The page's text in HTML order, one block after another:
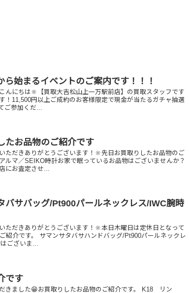
ら始まるイベントのご案内です！！！
んにちは🔆【買取大吉松山上一万駅前店】の買取スタッフです
！11,500円以上ご成約のお客様限定で現金が当たるガチャ抽選
ご参加くだ...
たお品物のご紹介です
ただきありがとうございます！🔆先日お買取りしたお品物のご
ルマ／SEIKO時計お家で眠っているお品物はございませんか？
にお査定させ...
バサバッグ/Pt900パールネックレス/IWC腕時
ただきありがとうございます！🔆本日木曜日は定休日となって
紹介です。 サマンサタバサハンドバッグ/Pt900パールネックレ
ございま...
です
きました😁お買取りしたお品物のご紹介です。 K18 リン